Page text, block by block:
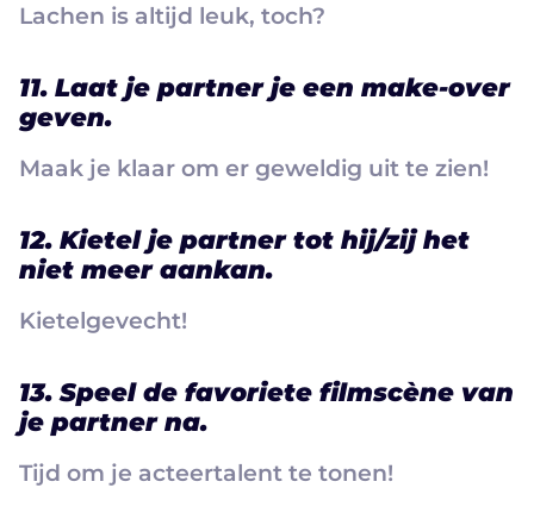
Lachen is altijd leuk, toch?
11. Laat je partner je een make-over
geven.
Maak je klaar om er geweldig uit te zien!
12. Kietel je partner tot hij/zij het
niet meer aankan.
Kietelgevecht!
13. Speel de favoriete filmscène van
je partner na.
Tijd om je acteertalent te tonen!